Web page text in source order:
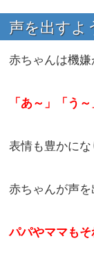
声を出すよ
赤ちゃんは機嫌
「あ～」「う
表情も豊かにな
赤ちゃんが声を
パパやママも